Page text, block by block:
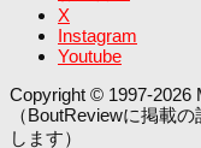
X
Instagram
Youtube
Copyright © 1997-2026
（BoutReviewに掲載
します）